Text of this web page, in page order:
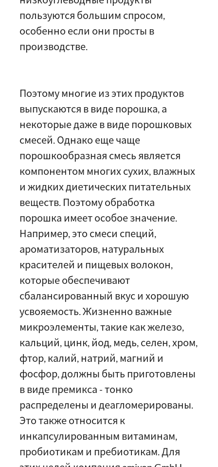
пользуются большим спросом,
особенно если они просты в
производстве.
Поэтому многие из этих продуктов
выпускаются в виде порошка, а
некоторые даже в виде порошковых
смесей. Однако еще чаще
порошкообразная смесь является
компонентом многих сухих, влажных
и жидких диетических питательных
веществ. Поэтому обработка
порошка имеет особое значение.
Например, это смеси специй,
ароматизаторов, натуральных
красителей и пищевых волокон,
которые обеспечивают
сбалансированный вкус и хорошую
усвояемость. Жизненно важные
микроэлементы, такие как железо,
кальций, цинк, йод, медь, селен, хром,
фтор, калий, натрий, магний и
фосфор, должны быть приготовлены
в виде премикса - тонко
распределены и деагломерированы.
Это также относится к
инкапсулированным витаминам,
пробиотикам и пребиотикам. Для